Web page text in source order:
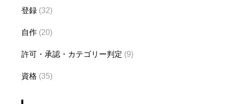
登録 (32)
自作 (20)
許可・承認・カテゴリー判定 (9)
資格 (35)